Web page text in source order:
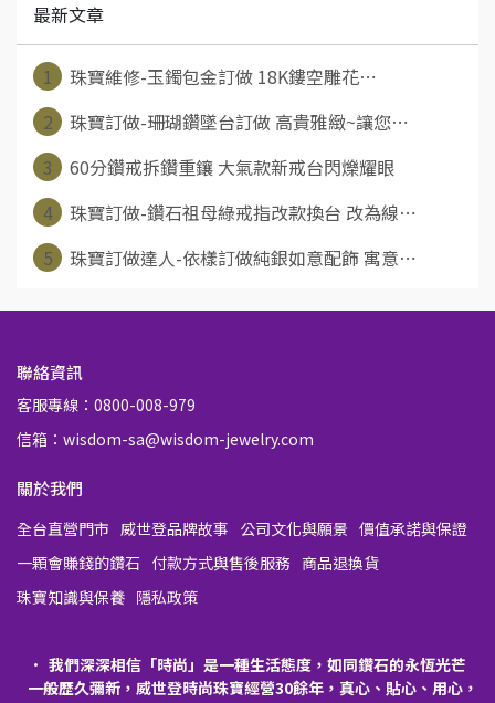
最新文章
1
珠寶維修-玉鐲包金訂做 18K鏤空雕花⋯
2
珠寶訂做-珊瑚鑽墜台訂做 高貴雅緻~讓您⋯
3
60分鑽戒拆鑽重鑲 大氣款新戒台閃爍耀眼
4
珠寶訂做-鑽石祖母綠戒指改款換台 改為線⋯
5
珠寶訂做達人-依樣訂做純銀如意配飾 寓意⋯
聯絡資訊
客服專線：0800-008-979
信箱：wisdom-sa@wisdom-jewelry.com
關於我們
全台直營門市 威世登品牌故事 公司文化與願景 價值承諾與保證
一顆會賺錢的鑽石 付款方式與售後服務 商品退換貨
珠寶知識與保養 隱私政策
我們深深相信「時尚」是一種生活態度，如同鑽石的永恆光芒
一般歷久彌新，威世登時尚珠寶經營30餘年，真心、貼心、用心，